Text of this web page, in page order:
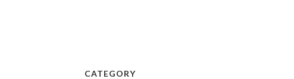
CATEGORY